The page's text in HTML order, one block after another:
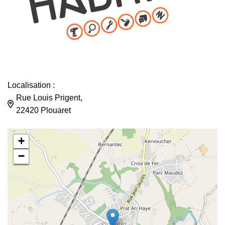
Localisation :
Rue Louis Prigent,
22420 Plouaret
+
−